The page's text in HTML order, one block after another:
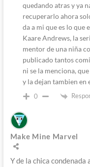
quedando atras y ya
recuperarlo ahora
da a mi que es lo que
Kaare Andrews, la
mentor de una niña
publicado tantos
ni se la menciona,
y la dejan tambien en
0
Make Mine Marvel
Y de la chica